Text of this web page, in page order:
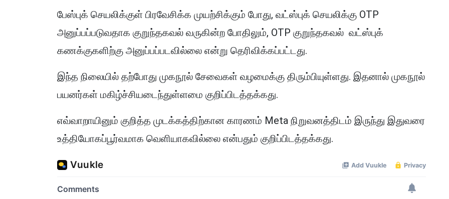
பேஸ்புக் செயலிக்குள் பிரவேசிக்க முயற்சிக்கும் போது, வட்ஸ்புக் செயலிக்கு OTP
அனுப்பப்படுவதாக குறுந்தகவல் வருகின்ற போதிலும், OTP குறுந்தகவல் வட்ஸ்புக்
கணக்குகளிற்கு அனுப்பப்படவில்லை என்று தெரிவிக்கப்பட்டது.
இந்த நிலையில் தற்போது முகநூல் சேவைகள் வழமைக்கு திரும்பியுள்ளது. இதனால் முகநூல்
பயனர்கள் மகிழ்ச்சியடைந்துள்ளமை குறிப்பிடத்தக்கது.
எவ்வாறாயினும் குறித்த முடக்கத்திற்கான காரணம் Meta நிறுவனத்திடம் இருந்து இதுவரை
உத்தியோகப்பூர்வமாக வெளியாகவில்லை என்பதும் குறிப்பிடத்தக்கது.